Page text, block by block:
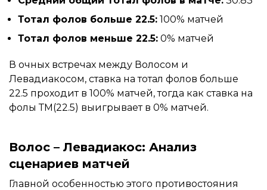
Тотал фолов больше 22.5: 100% матчей
Тотал фолов меньше 22.5: 0% матчей
В очных встречах между Волосом и
Левадиакосом, ставка на тотал фолов больше
22.5 проходит в 100% матчей, тогда как ставка на
фолы ТМ(22.5) выигрывает в 0% матчей.
Волос – Левадиакос: Анализ
сценариев матчей
Главной особенностью этого противостояния